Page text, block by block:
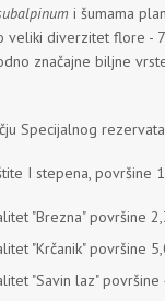
i šumama
veliki diverzitet flore -
značajne biljne
Specijalnog
I stepena, površine
"Brezna" površine
"Krčanik" površine
"Savin laz"